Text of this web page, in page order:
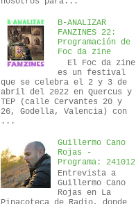
B-ANALIZAR
FANZINES 22:
Programación de
Foc da zine
El Foc da zine
es un festival
que se celebra el 2 y 3 de
abril del 2022 en Quercus y
TEP (calle Cervantes 20 y
26, Godella, Valencia) con
...
Guillermo Cano
Rojas -
Programa: 241012
Entrevista a
Guillermo Cano
Rojas en La